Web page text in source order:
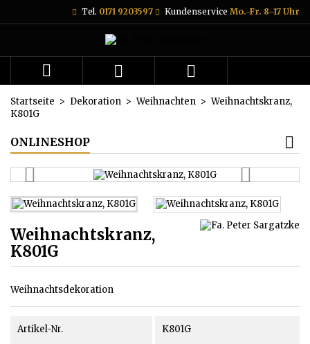
Tel. 0171 9203597 Kundenservice Mo.-Fr. 8–17 Uhr
  
Startseite Dekoration Weihnachten
Weihnachtskranz,
K801G
ONLINESHOP
Weihnachtskranz,
K801G
Weihnachtsdekoration
Artikel-Nr. K801G